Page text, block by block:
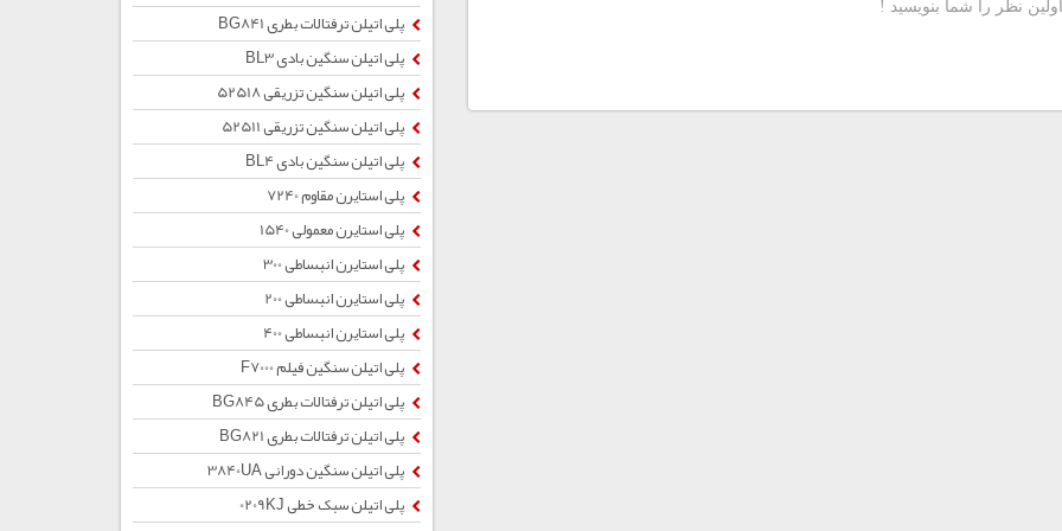
پلی اتیلن ترفتالات بطری BG841
پلی اتیلن سنگین بادی BL3
پلی اتیلن سنگین تزریقی 52518
پلی اتیلن سنگین تزریقی 52511
پلی اتیلن سنگین بادی BL4
پلی استایرن مقاوم 7240
پلی استایرن معمولی 1540
پلی استایرن انبساطی 300
پلی استایرن انبساطی 200
پلی استایرن انبساطی 400
پلی اتیلن سنگین فیلم F7000
پلی اتیلن ترفتالات بطری BG845
پلی اتیلن ترفتالات بطری BG821
پلی اتیلن سنگین دورانی 3840UA
پلی اتیلن سبک خطی 0209KJ